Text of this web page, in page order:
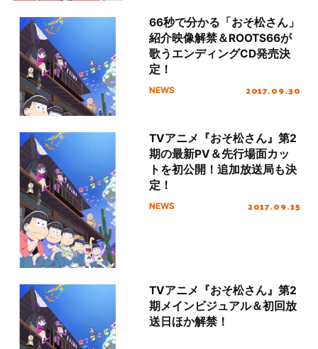
66秒で分かる「おそ松さん」
紹介映像解禁＆ROOTS66が
歌うエンディングCD発売決
定！
NEWS 2017.09.30
TVアニメ『おそ松さん』第2
期の最新PV＆先行場面カッ
トを初公開！追加放送局も決
定！
NEWS 2017.09.15
TVアニメ『おそ松さん』第2
期メインビジュアル＆初回放
送日ほか解禁！